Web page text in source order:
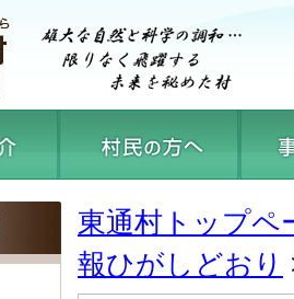
東通村トップペ
報ひがしどおり